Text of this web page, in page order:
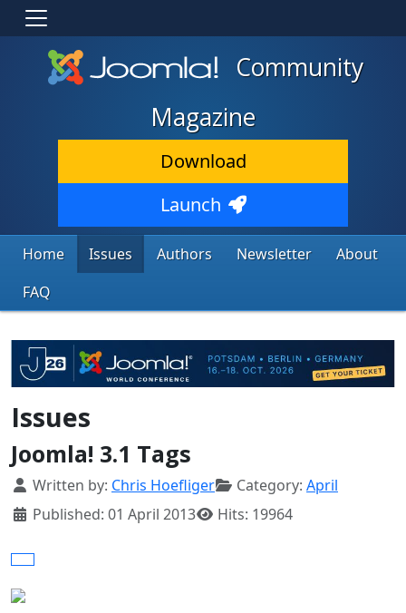
Community
Magazine
Download
Launch
Home Issues Authors Newsletter
About
FAQ
Issues
Joomla! 3.1 Tags
Details
Written by: Chris Hoefliger Category: April
Published: 01 April 2013
Hits: 19964